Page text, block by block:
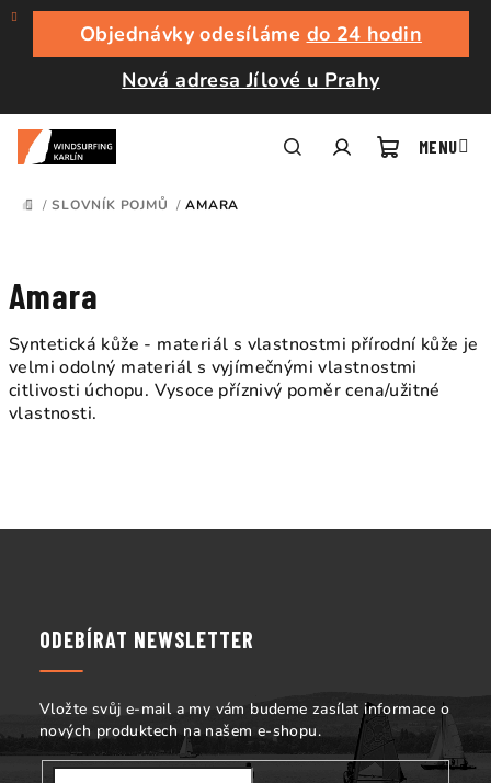
Přejít
obsah
Objednávky odesíláme do 24 hodin
Nová adresa Jílové u Prahy
DOMŮ
/ SLOVNÍK POJMŮ / AMARA
Amara
Syntetická kůže - materiál s vlastnostmi přírodní kůže je
velmi odolný materiál s vyjímečnými vlastnostmi
citlivosti úchopu. Vysoce příznivý poměr cena/užitné
vlastnosti.
ODEBÍRAT NEWSLETTER
Vložte svůj e-mail a my vám budeme zasílat informace o
nových produktech na našem e-shopu.